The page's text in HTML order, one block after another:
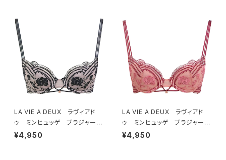
LA VIE A DEUX ラヴィアド
ゥ ミンヒュッゲ ブラジャー
（ブラック）BRA BLACK 2249
¥4,950
LA VIE A DEUX ラヴィアド
ゥ ミンヒュッゲ ブラジャー
（ヒュッゲオレンジ）BRA HYGG
¥4,950